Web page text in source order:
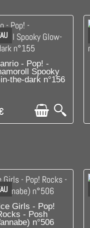
DISPONIBLE
- Pop! -
Spooky
the-dark n°156
LE DERNIER !
Girls - Pop!
- Posh
n°506